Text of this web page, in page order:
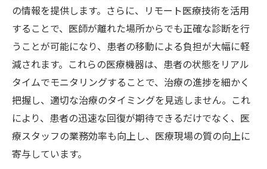
の情報を提供します。さらに、リモート医療技術を活用
することで、医師が離れた場所からでも正確な診断を行
うことが可能になり、患者の移動による負担が大幅に軽
減されます。これらの医療機器は、患者の状態をリアル
タイムでモニタリングすることで、治療の進捗を細かく
把握し、適切な治療のタイミングを見逃しません。これ
により、患者の迅速な回復が期待できるだけでなく、医
療スタッフの業務効率も向上し、医療現場の質の向上に
寄与しています。